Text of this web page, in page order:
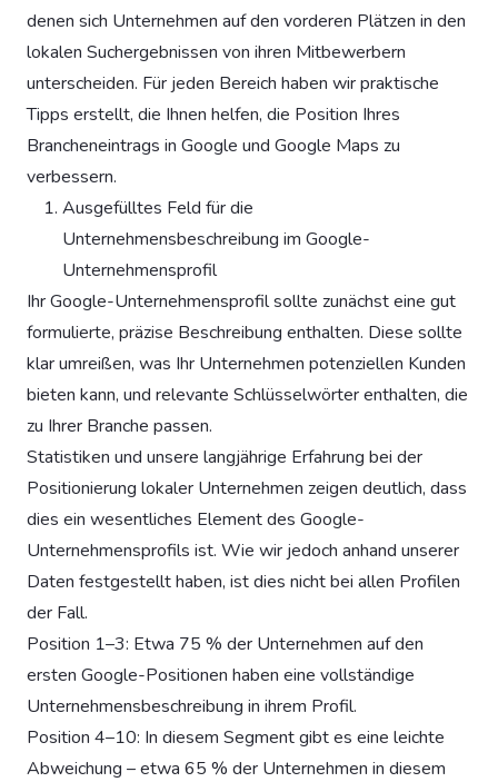
denen sich Unternehmen auf den vorderen Plätzen in den
lokalen Suchergebnissen von ihren Mitbewerbern
unterscheiden. Für jeden Bereich haben wir praktische
Tipps erstellt, die Ihnen helfen, die Position Ihres
Brancheneintrags in Google und Google Maps zu
verbessern.
Ausgefülltes Feld für die
Unternehmensbeschreibung im Google-
Unternehmensprofil
Ihr Google-Unternehmensprofil sollte zunächst eine gut
formulierte, präzise Beschreibung enthalten. Diese sollte
klar umreißen, was Ihr Unternehmen potenziellen Kunden
bieten kann, und relevante Schlüsselwörter enthalten, die
zu Ihrer Branche passen.
Statistiken und unsere langjährige Erfahrung bei der
Positionierung lokaler Unternehmen zeigen deutlich, dass
dies ein wesentliches Element des Google-
Unternehmensprofils ist. Wie wir jedoch anhand unserer
Daten festgestellt haben, ist dies nicht bei allen Profilen
der Fall.
Position 1–3: Etwa 75 % der Unternehmen auf den
ersten Google-Positionen haben eine vollständige
Unternehmensbeschreibung in ihrem Profil.
Position 4–10: In diesem Segment gibt es eine leichte
Abweichung – etwa 65 % der Unternehmen in diesem